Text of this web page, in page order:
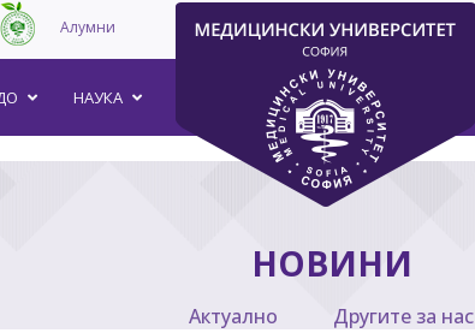
Алумни
НАУКА
НОВИНИ
Актуално Другите за нас